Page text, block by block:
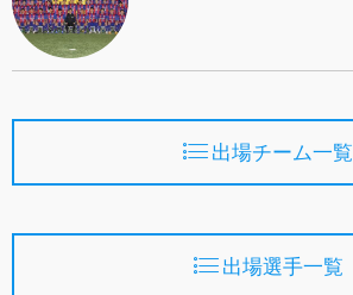
出場チーム一覧
出場選手一覧